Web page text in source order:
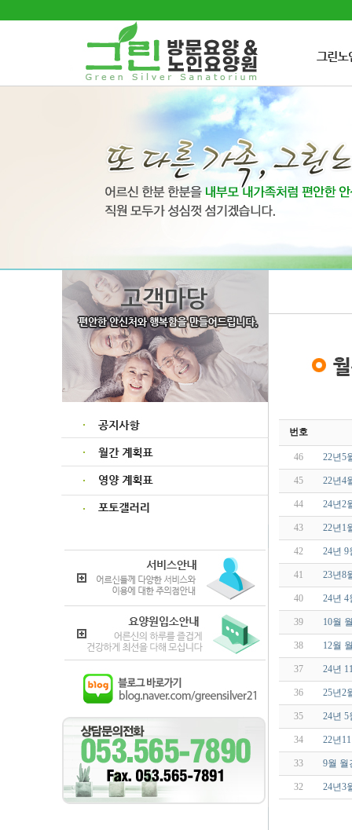
번호
46 22년5
45 22년4
44 24년2
43 22년1
42 24년
41 23년8
40 24년
39 10월
38 12월
37 24년
36 25년2
35 24년
34 22년
33 9월 월
32 24년3